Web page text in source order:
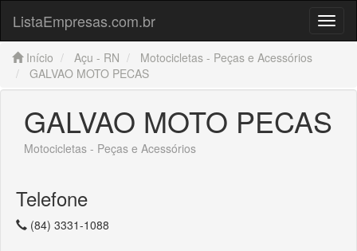
Menu
ListaEmpresas.com.br
Início Açu - RN
Motocicletas - Peças e Acessórios
GALVAO MOTO PECAS
GALVAO MOTO PECAS
Motocicletas - Peças e Acessórios
Telefone
(84) 3331-1088